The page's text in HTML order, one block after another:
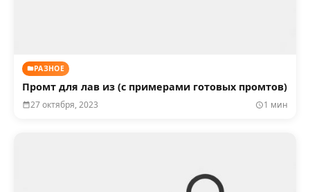
РАЗНОЕ
Промт для лав из (с примерами готовых промтов)
27 октября, 2023 1 мин